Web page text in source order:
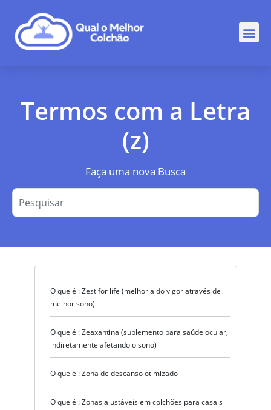
Termos com a Letra
(z)
Faça uma nova Busca
O que é : Zest for life (melhoria do vigor através de
melhor sono)
O que é : Zeaxantina (suplemento para saúde ocular,
indiretamente afetando o sono)
O que é : Zona de descanso otimizado
O que é : Zonas ajustáveis em colchões para casais